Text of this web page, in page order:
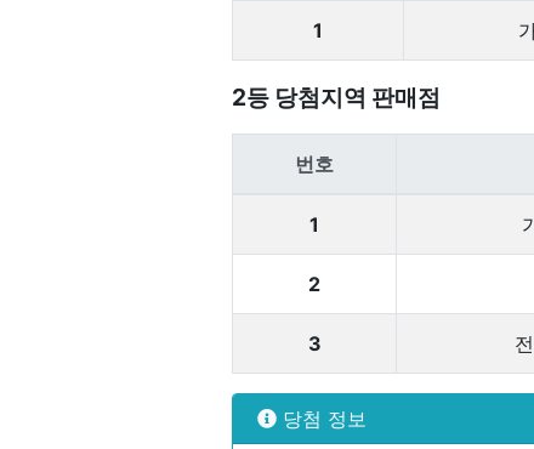
1
2등 당첨지역 판매점
번호
1
2
3
당첨 정보